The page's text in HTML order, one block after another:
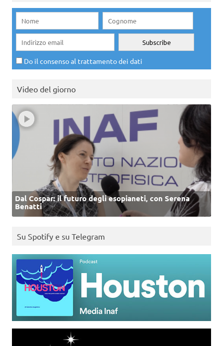
Do il consenso al trattamento dei dati
Video del giorno
Dal Cospar: il futuro degli esopianeti, con Serena
Benatti
Su Spotify e su Telegram